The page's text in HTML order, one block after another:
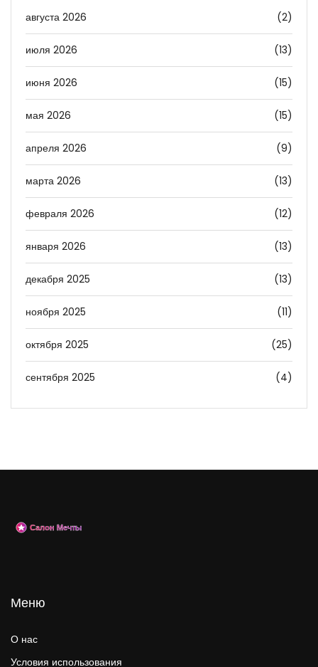
августа 2026 (2)
июля 2026 (13)
июня 2026 (15)
мая 2026 (15)
апреля 2026 (9)
марта 2026 (13)
февраля 2026 (12)
января 2026 (13)
декабря 2025 (13)
ноября 2025 (11)
октября 2025 (25)
сентября 2025 (4)
Меню
О нас
Условия использования